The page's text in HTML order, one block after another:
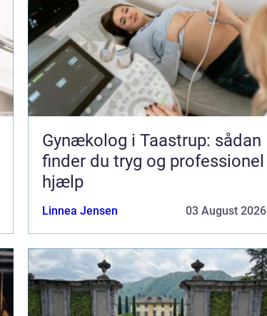
Gynækolog i Taastrup: sådan
finder du tryg og professionel
hjælp
Linnea Jensen 03 August 2026